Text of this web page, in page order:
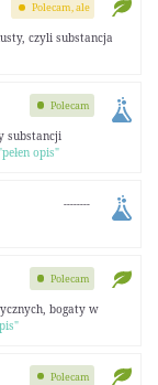
czyli substancja
Polecam, ale
substancji
opis"
Polecam
--------
bogaty w
Polecam
Polecam